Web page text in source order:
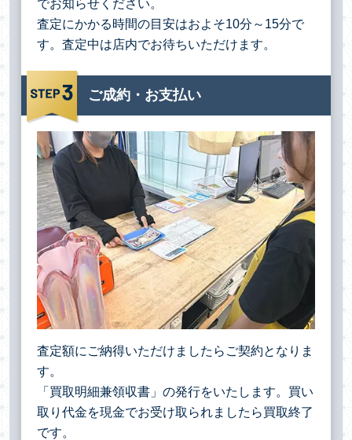
でお知らせください。
査定にかかる時間の目安はおよそ10分～15分で
す。査定中は店内でお待ちいただけます。
ご成約・お支払い
査定額にご納得いただけましたらご契約となりま
す。
「買取明細兼領収書」の発行をいたします。買い
取り代金を現金でお受け取られましたら買取終了
です。